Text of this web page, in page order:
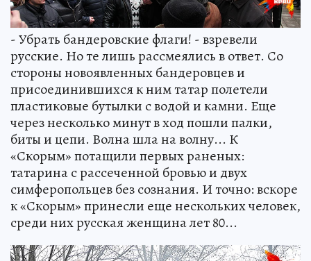
- Убрать бандеровские флаги! - взревели
русские. Но те лишь рассмеялись в ответ. Со
стороны новоявленных бандеровцев и
присоединившихся к ним татар полетели
пластиковые бутылки с водой и камни. Еще
через несколько минут в ход пошли палки,
биты и цепи. Волна шла на волну... К
«Скорым» потащили первых раненых:
татарина с рассеченной бровью и двух
симферопольцев без сознания. И точно: вскоре
к «Скорым» принесли еще нескольких человек,
среди них русская женщина лет 80...